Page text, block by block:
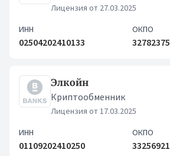
Лицензия от 27.03.2025
ИНН
02504202410133
ОКПО
32782375
Элкойн
Криптообменник
Лицензия от 17.03.2025
ИНН
01109202410250
ОКПО
33256921